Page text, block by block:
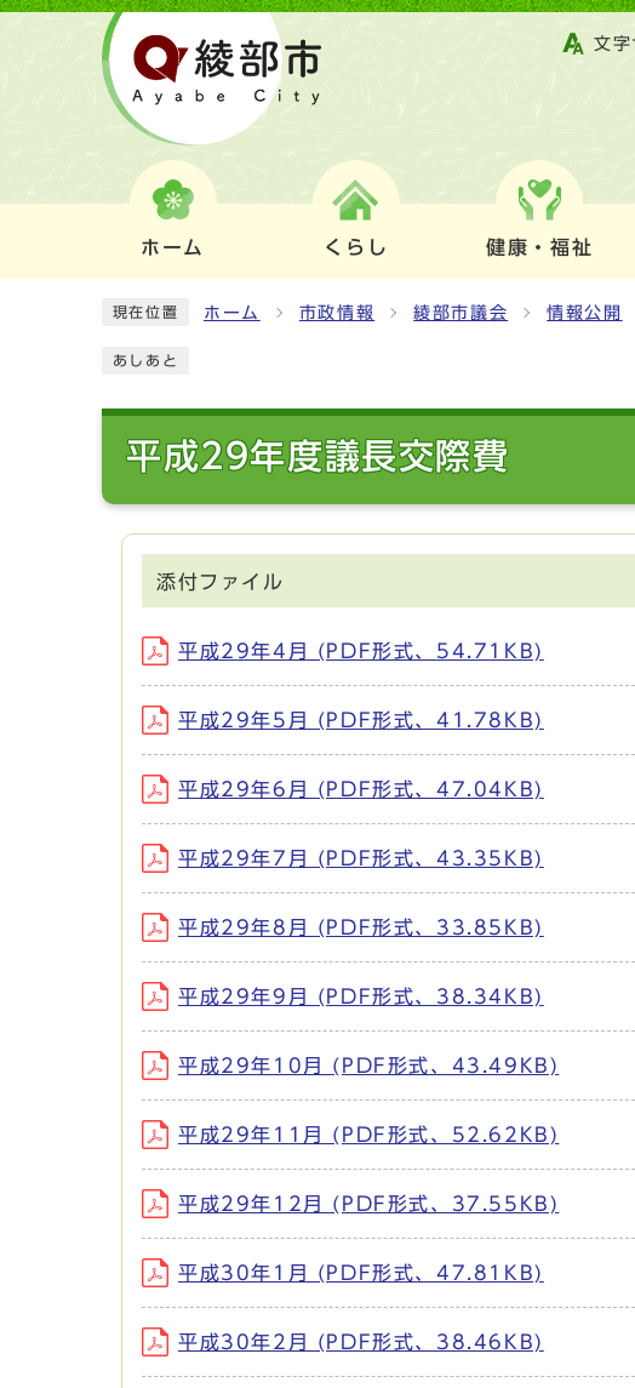
文字
ホーム くらし 健康・福祉
現在位置 ホーム 市政情報 綾部市議会 情報公開
あしあと
平成29年度議長交際費
添付ファイル
平成29年4月 (PDF形式、54.71KB)
平成29年5月 (PDF形式、41.78KB)
平成29年6月 (PDF形式、47.04KB)
平成29年7月 (PDF形式、43.35KB)
平成29年8月 (PDF形式、33.85KB)
平成29年9月 (PDF形式、38.34KB)
平成29年10月 (PDF形式、43.49KB)
平成29年11月 (PDF形式、52.62KB)
平成29年12月 (PDF形式、37.55KB)
平成30年1月 (PDF形式、47.81KB)
平成30年2月 (PDF形式、38.46KB)